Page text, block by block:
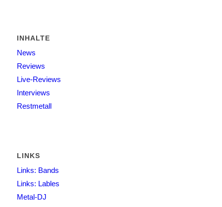
INHALTE
News
Reviews
Live-Reviews
Interviews
Restmetall
LINKS
Links: Bands
Links: Lables
Metal-DJ